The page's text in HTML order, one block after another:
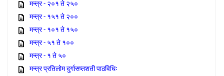
मन्त्र - २०१ ते २५०
मन्त्र - १५१ ते २००
मन्त्र - १०१ ते १५०
मन्त्र - ५१ ते १००
मन्त्र - १ ते ५०
मन्त्र प्रतिलोम दुर्गासप्तशती पाठविधिः